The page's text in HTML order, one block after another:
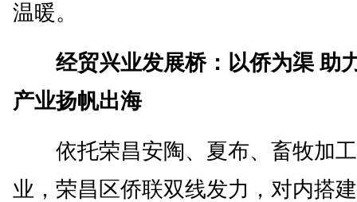
温暖。
经贸兴业发展桥：以侨为渠 助
产业扬帆出海
依托荣昌安陶、夏布、畜牧加工
业，荣昌区侨联双线发力，对内搭